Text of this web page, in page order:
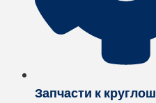
Запчасти к